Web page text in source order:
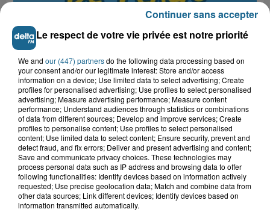
Grand jeu de l'été : les cabines de plages
Gagnez vos entrées pour Dennlys
Parc
Gagnez vos entrées pour le parc
Bagatelle
Le respect de votre vie privée est notre priorité
We and our (447) partnersdo the following data processing based on
your consent and/or our legitimate interest: Store and/or access
information on a device; Use limited data to select advertising; Create
profiles for personalised advertising; Use profiles to select personalised
advertising; Measure advertising performance; Measure content
performance; Understand audiences through statistics or combinations
of data from different sources; Develop and improve services; Create
profiles to personalise content; Use profiles to select personalised
content; Use limited data to select content; Ensure security, prevent and
detect fraud, and fix errors; Deliver and present advertising and content;
Save and communicate privacy choices. These technologies may
process personal data such as IP address and browsing data to offer
following functionalities: Identify devices based on information actively
requested; Use precise geolocation data; Match and combine data from
other data sources; Link different devices; Identify devices based on
information transmitted automatically.
Continuer sans accepter